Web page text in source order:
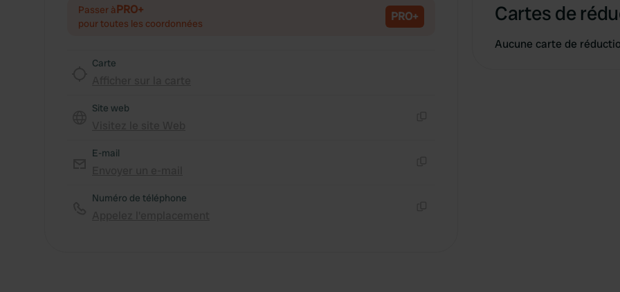
Passer àPRO+
pour toutes les coordonnées PRO+
Carte
Site web
E-mail
Numéro de téléphone
Cartes de
Aucune carte de